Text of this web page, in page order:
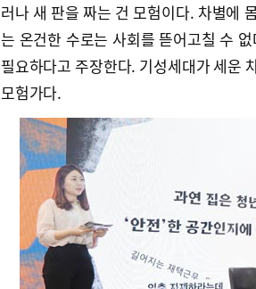
러나 새 판을 짜는 건 모험이다. 차별에
는 온건한 수로는 사회를 뜯어고칠 수
필요하다고 주장한다. 기성세대가 세운
모험가다.